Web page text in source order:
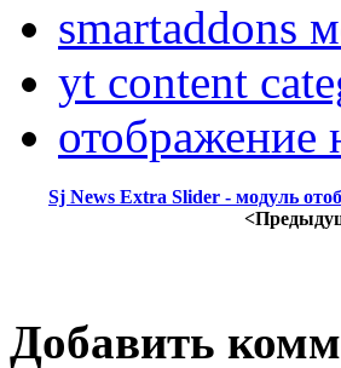
smartaddons
yt content
отображение
Sj News Extra Slider - модуль
Добавить